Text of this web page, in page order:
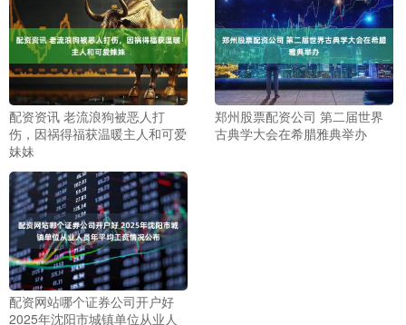
配资资讯 老流浪狗被恶人打
伤，因祸得福获温暖主人和可爱
妹妹
郑州股票配资公司 第二届世界
古典学大会在希腊雅典举办
配资网站哪个证券公司开户好
2025年沈阳市城镇单位从业人